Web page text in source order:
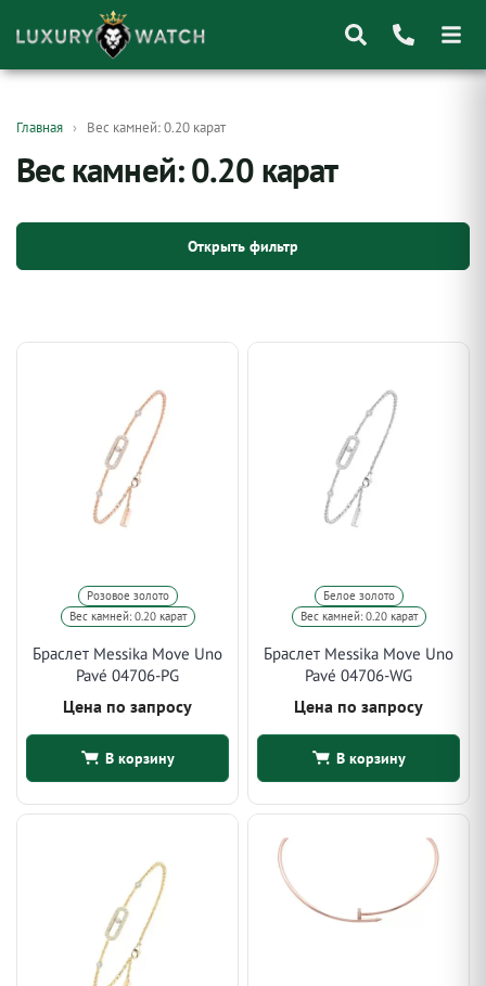
товаров
Главная Вес камней: 0.20 карат
Вес камней: 0.20 карат
Открыть фильтр
Розовое золото
Вес камней: 0.20 карат
Браслет Messika Move Uno
Pavé 04706-PG
Цена по запросу
В корзину
Белое золото
Вес камней: 0.20 карат
Браслет Messika Move Uno
Pavé 04706-WG
Цена по запросу
В корзину